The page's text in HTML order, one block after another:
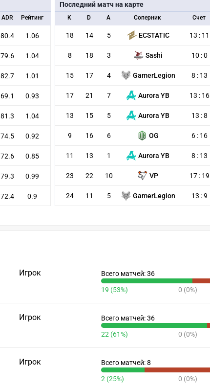
ADR Рейтинг
80.4 1.06
79.6 1.04
82.7 1.01
69.1 0.93
81.3 1.04
74.5 0.92
72.6 0.85
79.3 0.99
72.4 0.9
Последний матч на карте
K D A Соперник Счет
18 14 5 ECSTATIC 13 : 11
8 18 3 Sashi 10 : 0
15 17 4 GamerLegion 8 : 13
17 21 7 Aurora YB 13 : 16
13 15 5 Aurora YB 13 : 8
9 16 6 OG 6 : 16
11 13 1 Aurora YB 8 : 13
23 22 10 VP 17 : 19
24 11 5 GamerLegion 13 : 9
Игрок Всего матчей: 36
19 (53%) 0 (0%)
Игрок Всего матчей: 36
22 (61%) 0 (0%)
Игрок Всего матчей: 8
2 (25%) 0 (0%)